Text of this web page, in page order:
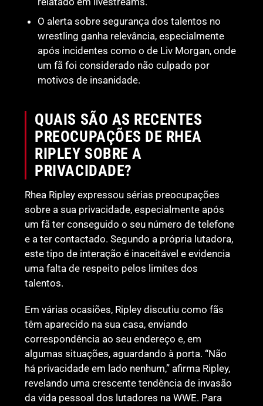
O alerta sobre segurança dos talentos no
wrestling ganha relevância, especialmente
após incidentes como o de Liv Morgan, onde
um fã foi considerado não culpado por
motivos de insanidade.
QUAIS SÃO AS RECENTES
PREOCUPAÇÕES DE RHEA
RIPLEY SOBRE A
PRIVACIDADE?
Rhea Ripley expressou sérias preocupações
sobre a sua privacidade, especialmente após
um fã ter conseguido o seu número de telefone
e a ter contactado. Segundo a própria lutadora,
este tipo de interação é inaceitável e evidencia
uma falta de respeito pelos limites dos
talentos.
Em várias ocasiões, Ripley discutiu como fãs
têm aparecido na sua casa, enviando
correspondência ao seu endereço e, em
algumas situações, aguardando à porta. “Não
há privacidade em lado nenhum,” afirma Ripley,
revelando uma crescente tendência de invasão
da vida pessoal dos lutadores na WWE. Para